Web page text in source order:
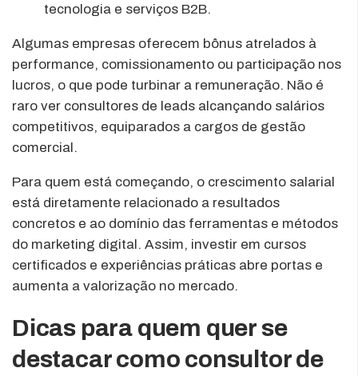
tecnologia e serviços B2B.
Algumas empresas oferecem bônus atrelados à
performance, comissionamento ou participação nos
lucros, o que pode turbinar a remuneração. Não é
raro ver consultores de leads alcançando salários
competitivos, equiparados a cargos de gestão
comercial.
Para quem está começando, o crescimento salarial
está diretamente relacionado a resultados
concretos e ao domínio das ferramentas e métodos
do marketing digital. Assim, investir em cursos
certificados e experiências práticas abre portas e
aumenta a valorização no mercado.
Dicas para quem quer se
destacar como consultor de